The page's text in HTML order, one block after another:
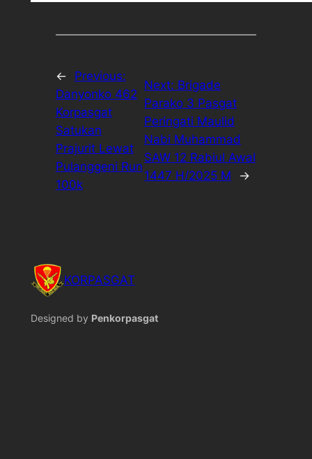
←
Previous:
Danyonko 462
Korpasgat
Satukan
Prajurit Lewat
Pulanggeni Run
100k
Next: Brigade
Parako 3 Pasgat
Peringati Maulid
Nabi Muhammad
SAW 12 Rabiul Awal
1447 H/2025 M
→
KORPASGAT
Designed by Penkorpasgat